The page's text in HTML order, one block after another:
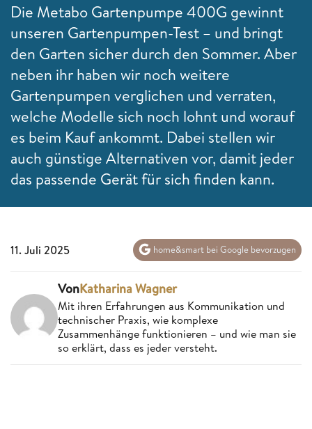
Die Metabo Gartenpumpe 400G gewinnt
unseren Gartenpumpen-Test – und bringt
den Garten sicher durch den Sommer. Aber
neben ihr haben wir noch weitere
Gartenpumpen verglichen und verraten,
welche Modelle sich noch lohnt und worauf
es beim Kauf ankommt. Dabei stellen wir
auch günstige Alternativen vor, damit jeder
das passende Gerät für sich finden kann.
11. Juli 2025 home&smart bei Google bevorzugen
VonKatharina Wagner
Mit ihren Erfahrungen aus Kommunikation und
technischer Praxis, wie komplexe
Zusammenhänge funktionieren – und wie man sie
so erklärt, dass es jeder versteht.